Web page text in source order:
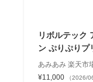
リボルテック
ン ぷりぷりプ
あみあみ 楽天市
¥11,000
（2026/